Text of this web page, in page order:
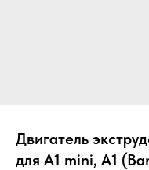
Двигатель
для A1 mini, A1